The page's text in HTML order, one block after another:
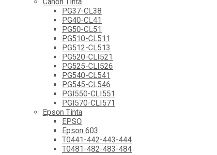
PG37-CL38
PG40-CL41
PG50-CL51
PG510-CL511
PG512-CL513
PG520-CLI521
PG525-CLI526
PG540-CL541
PG545-CL546
PGI550-CLI551
PGI570-CLI571
Epson Tinta
EPSO
Epson 603
T0441-442-443-444
T0481-482-483-484